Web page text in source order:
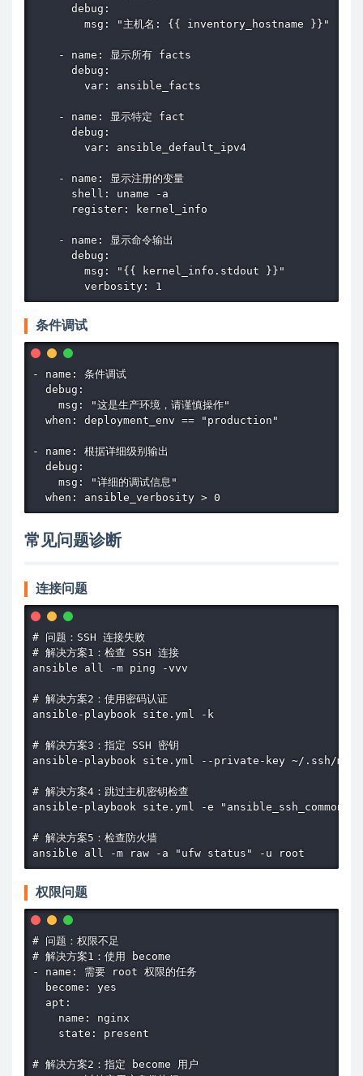
      debug:
        msg: "主机名: {{ inventory_hostname }}"
    - name: 显示所有 facts
      debug:
        var: ansible_facts
    - name: 显示特定 fact
      debug:
        var: ansible_default_ipv4
    - name: 显示注册的变量
      shell: uname -a
      register: kernel_info
    - name: 显示命令输出
      debug:
        msg: "{{ kernel_info.stdout }}"
        verbosity: 1
条件调试
- name: 条件调试
  debug:
    msg: "这是生产环境，请谨慎操作"
  when: deployment_env == "production"
- name: 根据详细级别输出
  debug:
    msg: "详细的调试信息"
  when: ansible_verbosity > 0
常见问题诊断
连接问题
# 问题：SSH 连接失败
# 解决方案1：检查 SSH 连接
ansible all -m ping -vvv
# 解决方案2：使用密码认证
ansible-playbook site.yml -k
# 解决方案3：指定 SSH 密钥
ansible-playbook site.yml --private-key ~/.ssh/
# 解决方案4：跳过主机密钥检查
ansible-playbook site.yml -e
# 解决方案5：检查防火墙
ansible all -m raw -a "ufw status" -u root
权限问题
# 问题：权限不足
# 解决方案1：使用 become
- name: 需要 root 权限的任务
  become: yes
  apt:
    name: nginx
    state: present
# 解决方案2：指定 become 用户